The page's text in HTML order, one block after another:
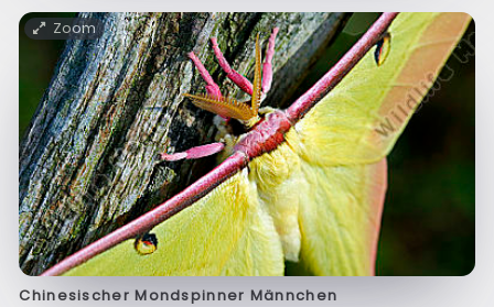
Zoom
Chinesischer Mondspinner Männchen